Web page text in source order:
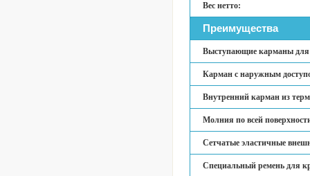
Вес нетто:
Преимущества
Выступающие карманы для
Карман с наружным
Внутренний карман из
Молния по всей
Сетчатые эластичные
Специальный ремень для